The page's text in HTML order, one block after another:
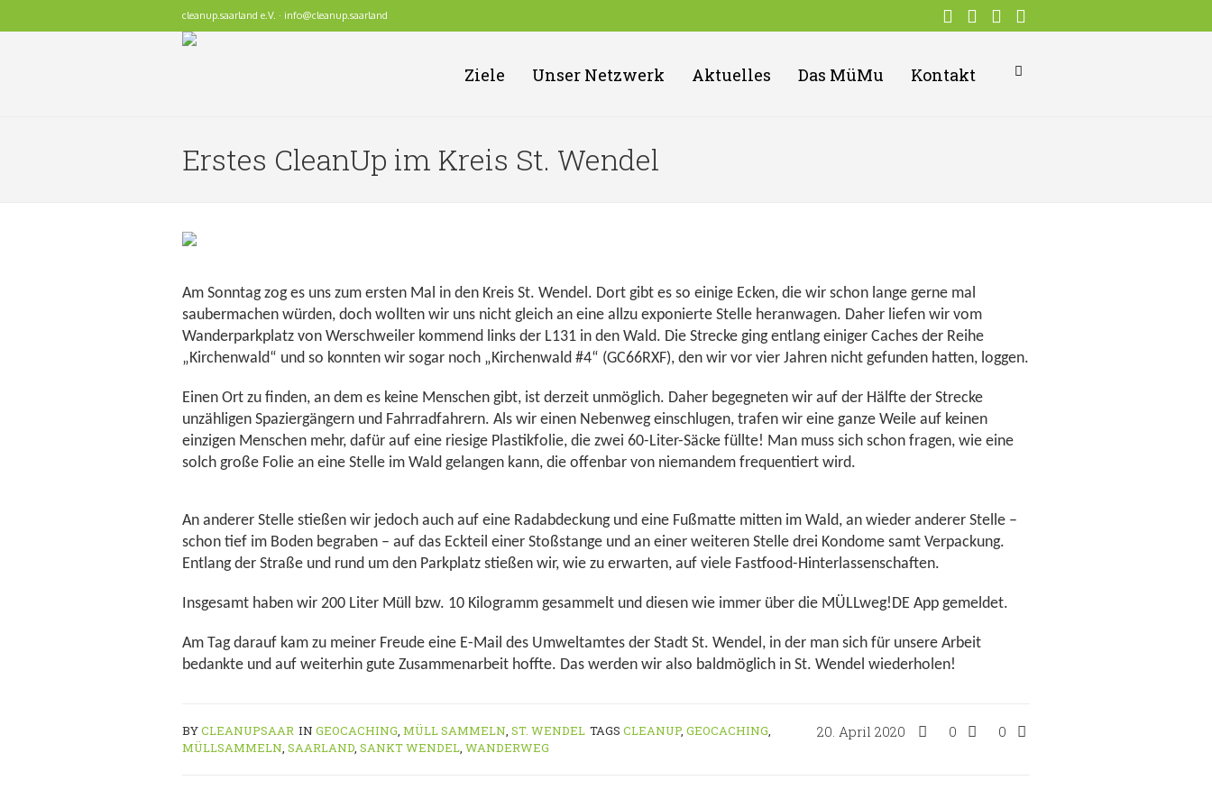
cleanup.saarland e.V. · info@cleanup.saarland
Ziele Unser Netzwerk Aktuelles Das MüMu Kontakt
Erstes CleanUp im Kreis St. Wendel
Am Sonntag zog es uns zum ersten Mal in den Kreis St. Wendel. Dort gibt es so einige Ecken, die wir schon lange gerne mal
saubermachen würden, doch wollten wir uns nicht gleich an eine allzu exponierte Stelle heranwagen. Daher liefen wir vom
Wanderparkplatz von Werschweiler kommend links der L131 in den Wald. Die Strecke ging entlang einiger Caches der Reihe
„Kirchenwald“ und so konnten wir sogar noch „Kirchenwald #4“ (GC66RXF), den wir vor vier Jahren nicht gefunden hatten, loggen.
Einen Ort zu finden, an dem es keine Menschen gibt, ist derzeit unmöglich. Daher begegneten wir auf der Hälfte der Strecke
unzähligen Spaziergängern und Fahrradfahrern. Als wir einen Nebenweg einschlugen, trafen wir eine ganze Weile auf keinen
einzigen Menschen mehr, dafür auf eine riesige Plastikfolie, die zwei 60-Liter-Säcke füllte! Man muss sich schon fragen, wie eine
solch große Folie an eine Stelle im Wald gelangen kann, die offenbar von niemandem frequentiert wird.
An anderer Stelle stießen wir jedoch auch auf eine Radabdeckung und eine Fußmatte mitten im Wald, an wieder anderer Stelle –
schon tief im Boden begraben – auf das Eckteil einer Stoßstange und an einer weiteren Stelle drei Kondome samt Verpackung.
Entlang der Straße und rund um den Parkplatz stießen wir, wie zu erwarten, auf viele Fastfood-Hinterlassenschaften.
Insgesamt haben wir 200 Liter Müll bzw. 10 Kilogramm gesammelt und diesen wie immer über die MÜLLweg!DE App gemeldet.
Am Tag darauf kam zu meiner Freude eine E-Mail des Umweltamtes der Stadt St. Wendel, in der man sich für unsere Arbeit
bedankte und auf weiterhin gute Zusammenarbeit hoffte. Das werden wir also baldmöglich in St. Wendel wiederholen!
20. April 2020 0 0
BYCLEANUPSAAR IN GEOCACHING, MÜLL SAMMELN, ST. WENDEL TAGS CLEANUP, GEOCACHING,
MÜLLSAMMELN, SAARLAND, SANKT WENDEL, WANDERWEG